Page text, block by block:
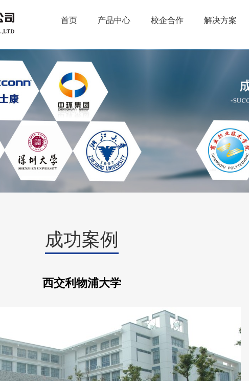
首页 产品中心 校企合作 解决方案
成功案例
西交利物浦大学